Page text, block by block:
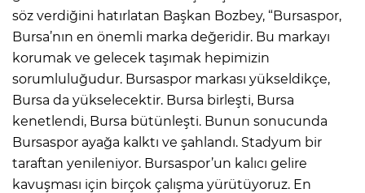
söz verdiğini hatırlatan Başkan Bozbey, “Bursaspor,
Bursa’nın en önemli marka değeridir. Bu markayı
korumak ve gelecek taşımak hepimizin
sorumluluğudur. Bursaspor markası yükseldikçe,
Bursa da yükselecektir. Bursa birleşti, Bursa
kenetlendi, Bursa bütünleşti. Bunun sonucunda
Bursaspor ayağa kalktı ve şahlandı. Stadyum bir
taraftan yenileniyor. Bursaspor’un kalıcı gelire
kavuşması için birçok çalışma yürütüyoruz. En